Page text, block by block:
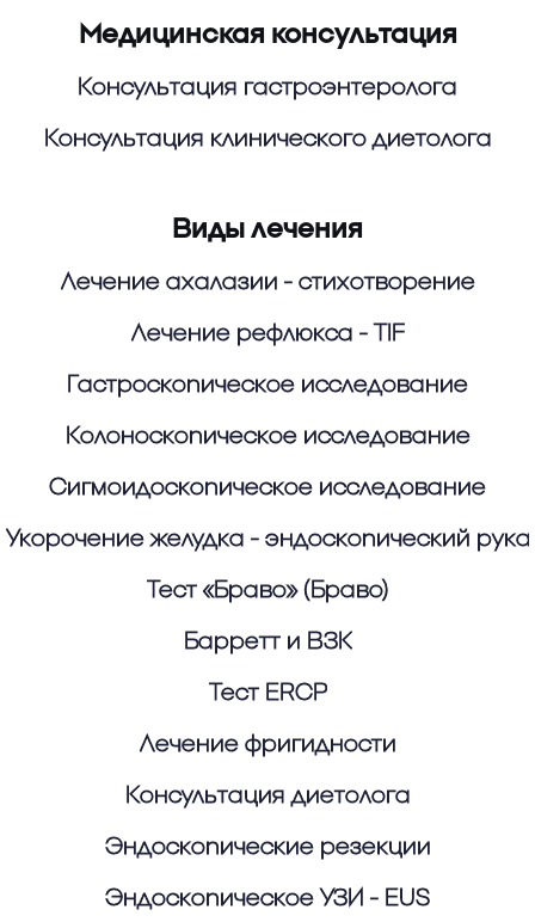
Медицинская консультация
Консультация гастроэнтеролога
Консультация клинического диетолога
Виды лечения
Лечение ахалазии - стихотворение
Лечение рефлюкса - TIF
Гастроскопическое исследование
Колоноскопическое исследование
Сигмоидоскопическое исследование
Укорочение желудка - эндоскопический
Тест «Браво» (Браво)
Барретт и ВЗК
Тест ERCP
Лечение фригидности
Консультация диетолога
Эндоскопические резекции
Эндоскопическое УЗИ - EUS